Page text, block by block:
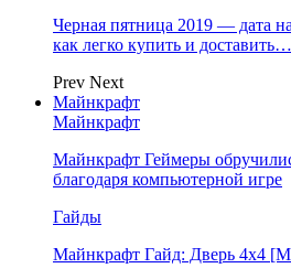
Черная пятница 2019 — дата
как легко купить и доставить…
Prev Next
Майнкрафт
Майнкрафт
Майнкрафт Геймеры
благодаря компьютерной игре
Гайды
Майнкрафт Гайд: Дверь 4х4